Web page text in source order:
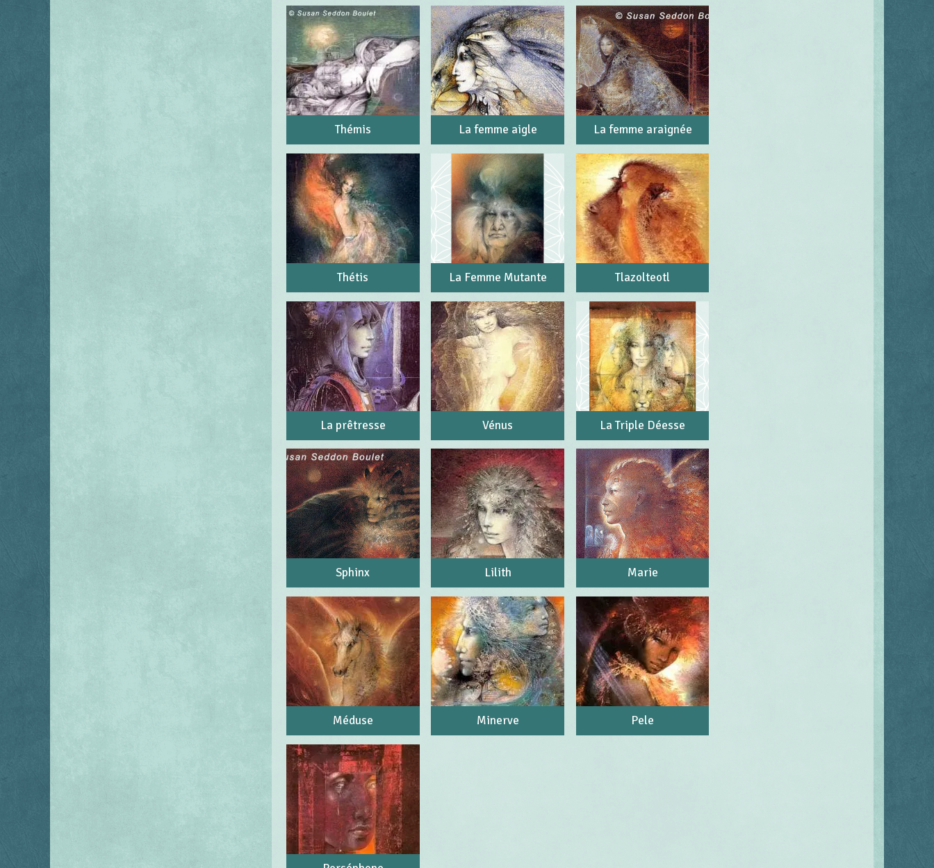
Thémis La femme aigle La femme araignée
Thétis La Femme Mutante Tlazolteotl
La prêtresse Vénus La Triple Déesse
Sphinx Lilith Marie
Méduse Minerve Pele